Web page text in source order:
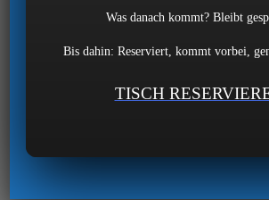
Aber wie trinkt man Whisky? Und
Einen Abend lang erklären wir
Whisky(e)y und trainieren
Was danach kommt? Bleibt
Bis dahin: Reserviert, kommt vorbei,
TISCH